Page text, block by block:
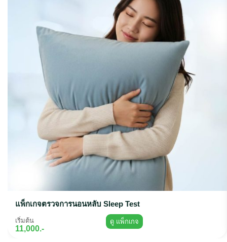
แพ็กเกจตรวจการนอนหลับ Sleep Test
เริ่มต้น
11,000.-
ดู แพ็กเกจ